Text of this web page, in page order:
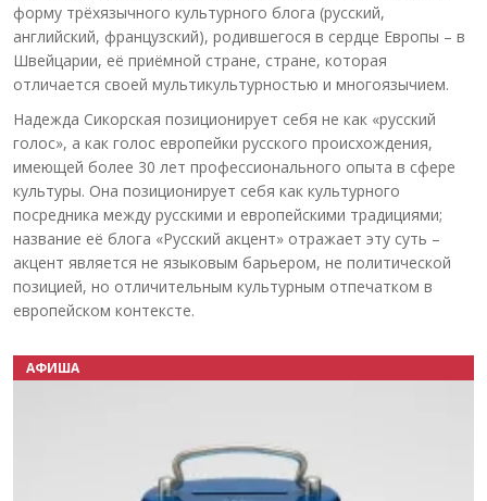
форму трёхязычного культурного блога (русский,
английский, французский), родившегося в сердце Европы – в
Швейцарии, её приёмной стране, стране, которая
отличается своей мультикультурностью и многоязычием.
Надежда Сикорская позиционирует себя не как «русский
голос», а как голос европейки русского происхождения,
имеющей более 30 лет профессионального опыта в сфере
культуры. Она позиционирует себя как культурного
посредника между русскими и европейскими традициями;
название её блога «Русский акцент» отражает эту суть –
акцент является не языковым барьером, не политической
позицией, но отличительным культурным отпечатком в
европейском контексте.
АФИША